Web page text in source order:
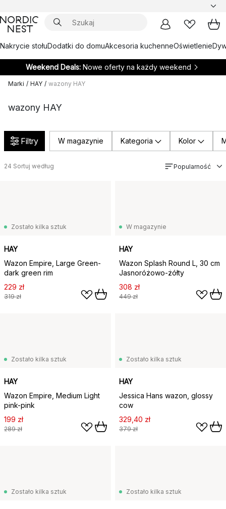
Nakrycie stołuDodatki do domuAkcesoria kuchenneOświetlenie
Weekend Deals: Nowe oferty na każdy weekend
Marki / HAY / wazony HAY
wazony HAY
Filtry W magazynie Kategoria Kolor
24 Sortuj według Popularność
Zostało kilka sztuk
HAY
Wazon Empire, Large Green-
dark green rim
229 zł
319 zł
W magazynie
HAY
Wazon Splash Round L, 30 cm
Jasnoróżowo-żółty
308 zł
449 zł
Zostało kilka sztuk
HAY
Wazon Empire, Medium Light
pink-pink
199 zł
289 zł
Zostało kilka sztuk
HAY
Jessica Hans wazon, glossy
cow
329,40 zł
379 zł
Zostało kilka sztuk Zostało kilka sztuk